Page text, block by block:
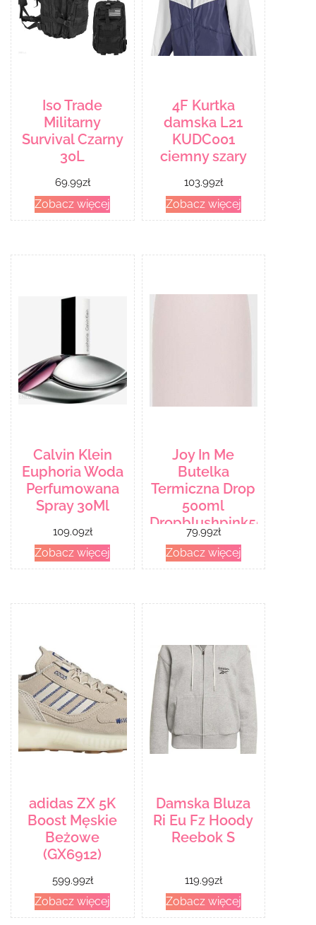
Iso Trade
Militarny
Survival Czarny
30L
69.99zł
Zobacz więcej
4F Kurtka
damska L21
KUDC001
ciemny szary
103.99zł
Zobacz więcej
Calvin Klein
Euphoria Woda
Perfumowana
Spray 30Ml
109.09zł
Zobacz więcej
Joy In Me
Butelka
Termiczna Drop
500ml
Dropblushpink500
79.99zł
Zobacz więcej
adidas ZX 5K
Boost Męskie
Beżowe
(GX6912)
599.99zł
Zobacz więcej
Damska Bluza
Ri Eu Fz Hoody
Reebok S
119.99zł
Zobacz więcej